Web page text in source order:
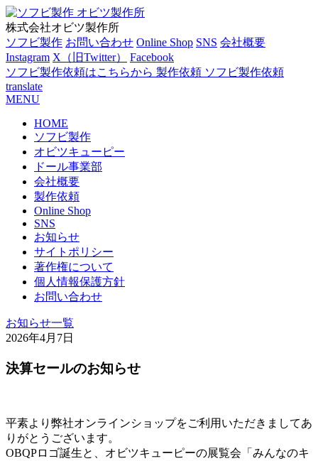
株式会社オビツ製作所
ソフビ製作 お問い合わせ Online Shop SNS 会社概要
Instagram X（旧Twitter）
Facebook
ソフビ製作依頼はこちらから 製作依頼 ソフビ製作依頼
translate
MENU
HOME
ソフビ製作
オビツキューピー
ドール事業部
会社概要
製作依頼
Online Shop
SNS
お知らせ
サイトポリシー
著作権について
個人情報保護方針
お問い合わせ
お知らせ一覧
2026年4月7日
決算セールのお知らせ
平素より弊社オンラインショップをご利用いただきましてあ
りがとうございます。
OBQPロゴ誕生と、オビツキューピーの展覧会「みんなのキ